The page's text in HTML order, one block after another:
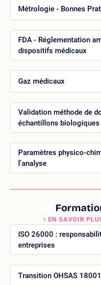
Métrologie - Bonnes
FDA - Réglementation
dispositifs médicaux
Gaz médicaux
Validation méthode de
échantillons biologiques
Paramètres physico-
l'analyse
EN SAVOIR
ISO 26000 :
entreprises
Transition OHSAS